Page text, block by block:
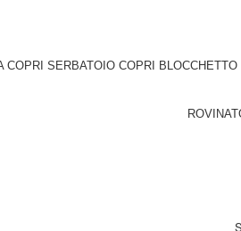
COPRI SERBATOIO COPRI